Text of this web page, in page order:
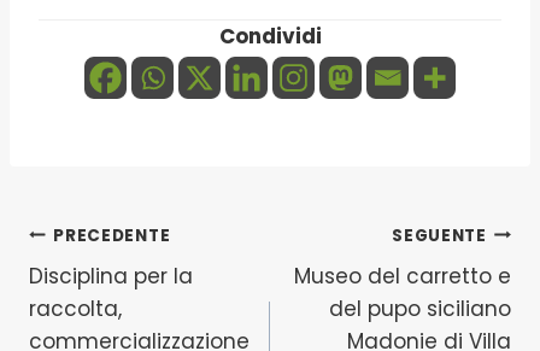
Condividi
Navigazione
articoli
PRECEDENTE
Disciplina per la
raccolta,
commercializzazione
SEGUENTE
Museo del carretto e
del pupo siciliano
Madonie di Villa